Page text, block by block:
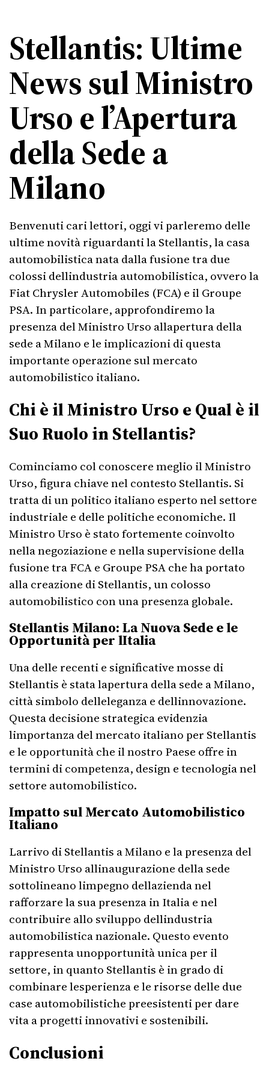
Stellantis: Ultime
News sul Ministro
Urso e l’Apertura
della Sede a
Milano
Benvenuti cari lettori, oggi vi parleremo delle
ultime novità riguardanti la Stellantis, la casa
automobilistica nata dalla fusione tra due
colossi dellindustria automobilistica, ovvero la
Fiat Chrysler Automobiles (FCA) e il Groupe
PSA. In particolare, approfondiremo la
presenza del Ministro Urso allapertura della
sede a Milano e le implicazioni di questa
importante operazione sul mercato
automobilistico italiano.
Chi è il Ministro Urso e Qual è il
Suo Ruolo in Stellantis?
Cominciamo col conoscere meglio il Ministro
Urso, figura chiave nel contesto Stellantis. Si
tratta di un politico italiano esperto nel settore
industriale e delle politiche economiche. Il
Ministro Urso è stato fortemente coinvolto
nella negoziazione e nella supervisione della
fusione tra FCA e Groupe PSA che ha portato
alla creazione di Stellantis, un colosso
automobilistico con una presenza globale.
Stellantis Milano: La Nuova Sede e le
Opportunità per lItalia
Una delle recenti e significative mosse di
Stellantis è stata lapertura della sede a Milano,
città simbolo delleleganza e dellinnovazione.
Questa decisione strategica evidenzia
limportanza del mercato italiano per Stellantis
e le opportunità che il nostro Paese offre in
termini di competenza, design e tecnologia nel
settore automobilistico.
Impatto sul Mercato Automobilistico
Italiano
Larrivo di Stellantis a Milano e la presenza del
Ministro Urso allinaugurazione della sede
sottolineano limpegno dellazienda nel
rafforzare la sua presenza in Italia e nel
contribuire allo sviluppo dellindustria
automobilistica nazionale. Questo evento
rappresenta unopportunità unica per il
settore, in quanto Stellantis è in grado di
combinare lesperienza e le risorse delle due
case automobilistiche preesistenti per dare
vita a progetti innovativi e sostenibili.
Conclusioni